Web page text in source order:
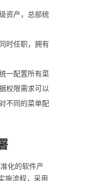
资产，总部统
时任职，拥有
一配置所有菜
权限需求可以
不同的菜单配
化的软件产
施流程，采用